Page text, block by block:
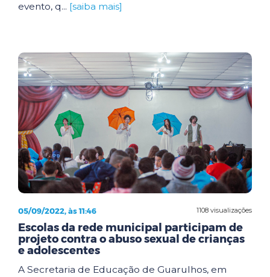
evento, q... [saiba mais]
1108 visualizações
05/09/2022, às 11:46
Escolas da rede municipal participam de
projeto contra o abuso sexual de crianças
e adolescentes
A Secretaria de Educação de Guarulhos, em